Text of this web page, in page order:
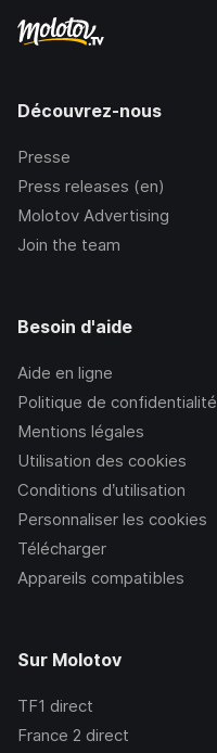
Découvrez-nous
Presse
Press releases (en)
Molotov Advertising
Join the team
Besoin d'aide
Aide en ligne
Politique de confidentialité
Mentions légales
Utilisation des cookies
Conditions d’utilisation
Personnaliser les cookies
Télécharger
Appareils compatibles
Sur Molotov
TF1 direct
France 2 direct